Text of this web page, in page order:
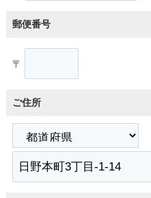
郵便番号
〒
ご住所